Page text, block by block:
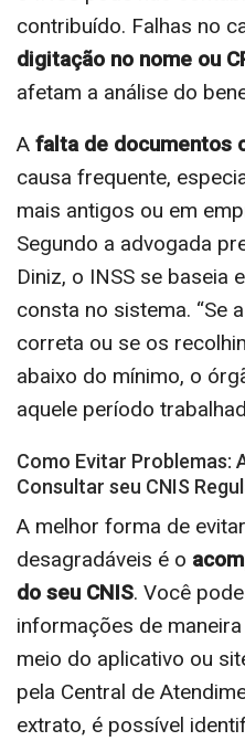
contribuído. Falhas no
digitação no nome ou
afetam a análise do
A falta de documentos
causa frequente,
mais antigos ou em
Segundo a advogada
Diniz, o INSS se baseia
consta no sistema. “Se
correta ou se os
abaixo do mínimo, o
aquele período
Como Evitar Problemas:
Consultar seu CNIS
A melhor forma de
desagradáveis é o
do seu CNIS. Você
informações de
meio do aplicativo ou
pela Central de
extrato, é possível